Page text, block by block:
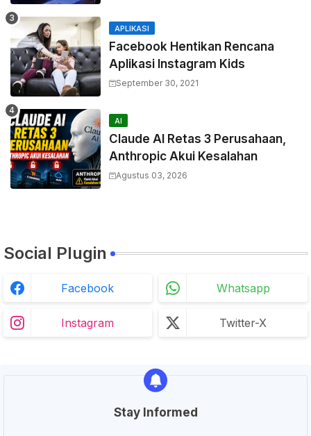
APLIKASI
Facebook Hentikan Rencana
Aplikasi Instagram Kids
September 30, 2021
AI
Claude AI Retas 3 Perusahaan,
Anthropic Akui Kesalahan
Agustus 03, 2026
Social Plugin
Facebook Whatsapp
Instagram Twitter-X
Stay Informed